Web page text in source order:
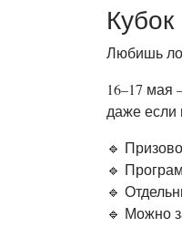
Любишь
16–17 мая
даже если
🔹
🔹
🔹
🔹 Можно